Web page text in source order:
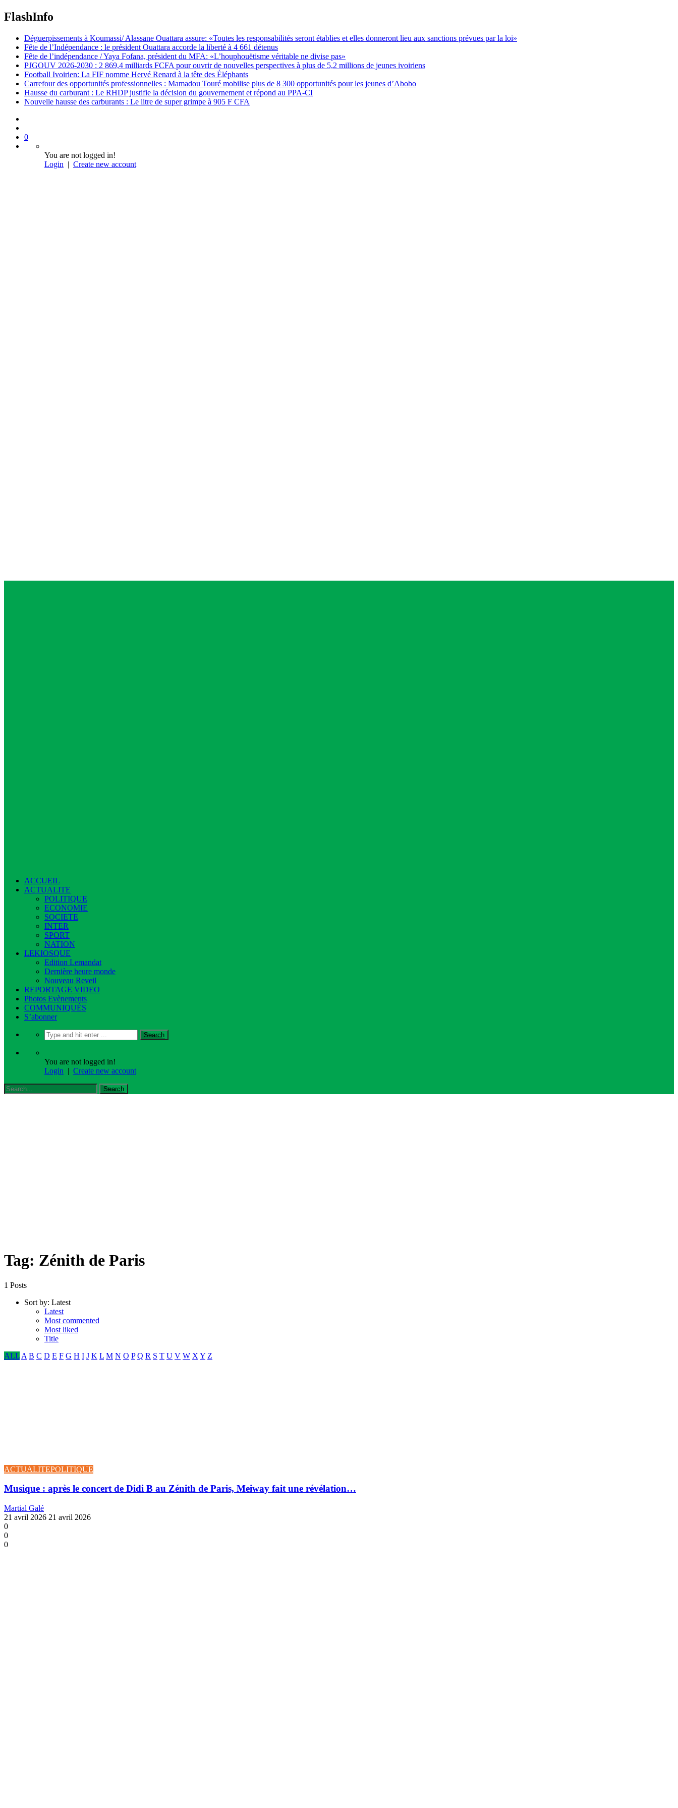
FlashInfo
Déguerpissements à Koumassi/ Alassane Ouattara assure: «Toutes les responsabilités seront établies et elles donneront lieu aux sanctions prévues par la loi»
Fête de l’Indépendance : le président Ouattara accorde la liberté à 4 661 détenus
Fête de l’indépendance / Yaya Fofana, président du MFA: «L’houphouëtisme véritable ne divise pas»
PJGOUV 2026-2030 : 2 869,4 milliards FCFA pour ouvrir de nouvelles perspectives à plus de 5,2 millions de jeunes ivoiriens
Football Ivoirien: La FIF nomme Hervé Renard à la tête des Éléphants
Carrefour des opportunités professionnelles : Mamadou Touré mobilise plus de 8 300 opportunités pour les jeunes d’Abobo
Hausse du carburant : Le RHDP justifie la décision du gouvernement et répond au PPA-CI
Nouvelle hausse des carburants : Le litre de super grimpe à 905 F CFA
0
You are not logged in!
Login | Create new account
ACCUEIL
ACTUALITE
POLITIQUE
ECONOMIE
SOCIETE
INTER
SPORT
NATION
LEKIOSQUE
Edition Lemandat
Dernière heure monde
Nouveau Reveil
REPORTAGE VIDEO
Photos Evènements
COMMUNIQUÉS
S’abonner
You are not logged in!
Login | Create new account
Tag: Zénith de Paris
1 Posts
Sort by: Latest
Latest
Most commented
Most liked
Title
ALL A B C D E F G H I J K L M N O P Q R S T U V W X Y Z
ACTUALITEPOLITIQUE
Musique : après le concert de Didi B au Zénith de Paris, Meiway fait une révélation…
Martial Galé
21 avril 2026 21 avril 2026
0
0
0